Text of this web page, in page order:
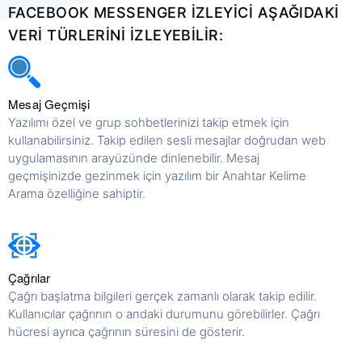
FACEBOOK MESSENGER IZLEYICI AŞAĞIDAKI
VERI TÜRLERINI IZLEYEBILIR:
Mesaj Geçmişi
Yazılımı özel ve grup sohbetlerinizi takip etmek için
kullanabilirsiniz. Takip edilen sesli mesajlar doğrudan web
uygulamasının arayüzünde dinlenebilir. Mesaj
geçmişinizde gezinmek için yazılım bir Anahtar Kelime
Arama özelliğine sahiptir.
Çağrılar
Çağrı başlatma bilgileri gerçek zamanlı olarak takip edilir.
Kullanıcılar çağrının o andaki durumunu görebilirler. Çağrı
hücresi ayrıca çağrının süresini de gösterir.